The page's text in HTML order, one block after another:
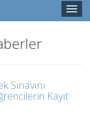
Toggle
Sınavını
Kayıt